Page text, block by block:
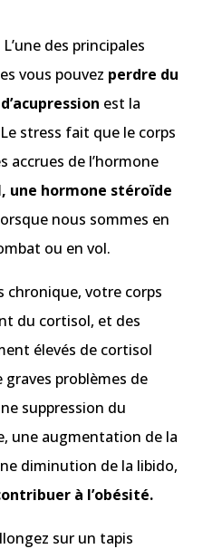
L’une des principales
vous pouvez perdre du
est la
stress fait que le corps
de l’hormone
une hormone stéroïde
nous sommes en
ou en vol.
chronique, votre corps
du cortisol, et des
élevés de cortisol
problèmes de
suppression du
une augmentation de la
diminution de la libido,
à l’obésité.
sur un tapis